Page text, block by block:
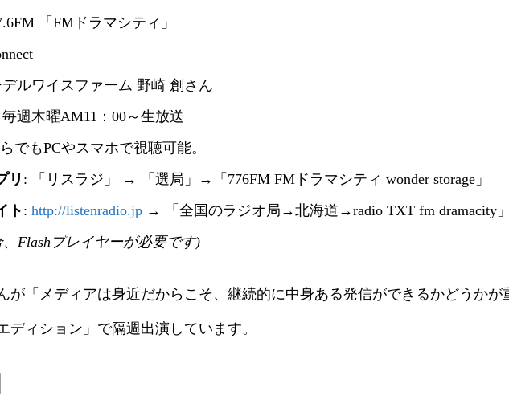
「FMドラマシティ」
ルワイスファーム 野崎 創さん
毎週木曜AM11：00～生放送
でもPCやスマホで視聴可能。
リ : 「リスラジ」 → 「選局」→「776FM FMドラマシティ wonder storage」
ト :http://listenradio.jp → 「全国のラジオ局→北海道→radio TXT fm dramacity」
Flashプレイヤーが必要です)
が「メディアは身近だからこそ、継続的に中身ある発信ができるかどうか
ディション」で隔週出演しています。